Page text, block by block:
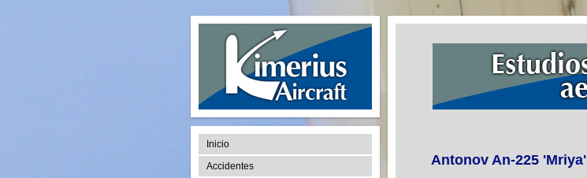
Inicio
Accidentes
Antonov An-225 'Mriya'